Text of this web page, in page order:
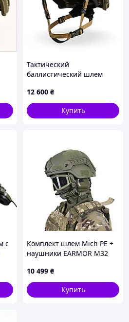
Тактический
баллистический шлем
(NIJ IIIA, ДСТУ 1) —
Мультикам
12 600 ₴
Купить
с
Комплект шлем Mich PE +
наушники EARMOR M32
креплением
10 499 ₴
Купить